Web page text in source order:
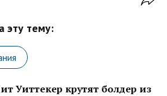
эту тему:
Уиттекер крутят болдер из